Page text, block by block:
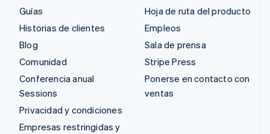
Guías
Historias de clientes
Blog
Comunidad
Conferencia anual
Sessions
Privacidad y condiciones
Empresas restringidas y
Hoja de ruta del producto
Empleos
Sala de prensa
Stripe Press
Ponerse en contacto con
ventas